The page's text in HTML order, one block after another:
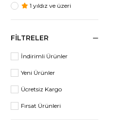
1 yıldız ve üzeri
FILTRELER
İndirimli Ürünler
Yeni Ürünler
Ücretsiz Kargo
Fırsat Ürünleri